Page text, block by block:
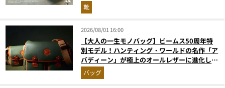
靴
2026/08/01 16:00
【大人の一生モノバッグ】ビームス50周年特
別モデル！ハンティング・ワールドの名作「ア
バディーン」が極上のオールレザーに進化して
登場
バッグ